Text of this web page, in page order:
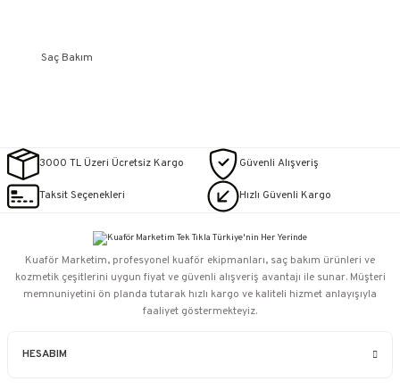
Saç Bakım
3000 TL Üzeri Ücretsiz Kargo Güvenli Alışveriş
Taksit Seçenekleri Hızlı Güvenli Kargo
HESABIM
Kuaför Marketim, profesyonel kuaför ekipmanları, saç bakım ürünleri ve
kozmetik çeşitlerini uygun fiyat ve güvenli alışveriş avantajı ile sunar. Müşteri
memnuniyetini ön planda tutarak hızlı kargo ve kaliteli hizmet anlayışıyla
faaliyet göstermekteyiz.